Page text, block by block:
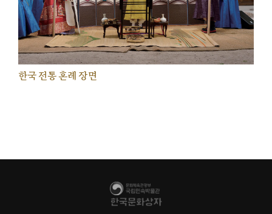
한국 전통 혼례 장면